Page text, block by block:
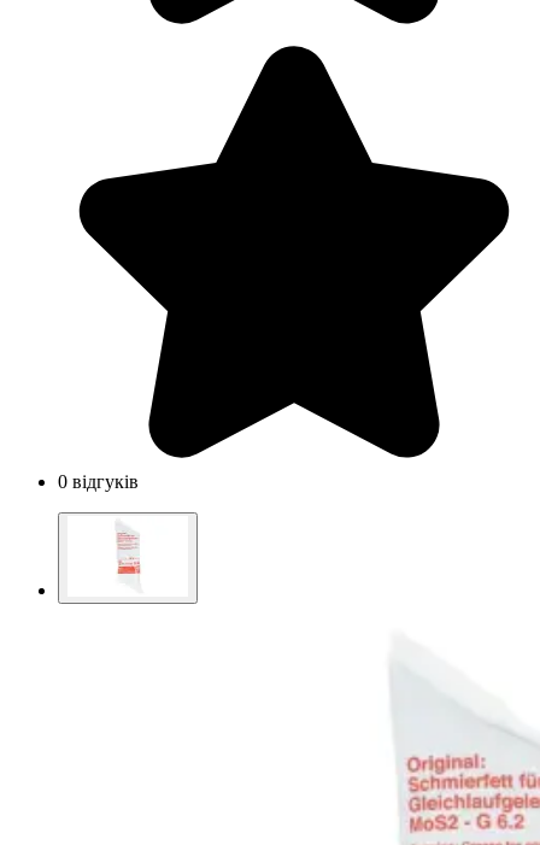
0 відгуків